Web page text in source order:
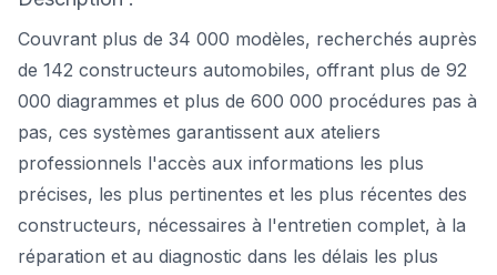
Couvrant plus de 34 000 modèles, recherchés auprès
de 142 constructeurs automobiles, offrant plus de 92
000 diagrammes et plus de 600 000 procédures pas à
pas, ces systèmes garantissent aux ateliers
professionnels l'accès aux informations les plus
précises, les plus pertinentes et les plus récentes des
constructeurs, nécessaires à l'entretien complet, à la
réparation et au diagnostic dans les délais les plus